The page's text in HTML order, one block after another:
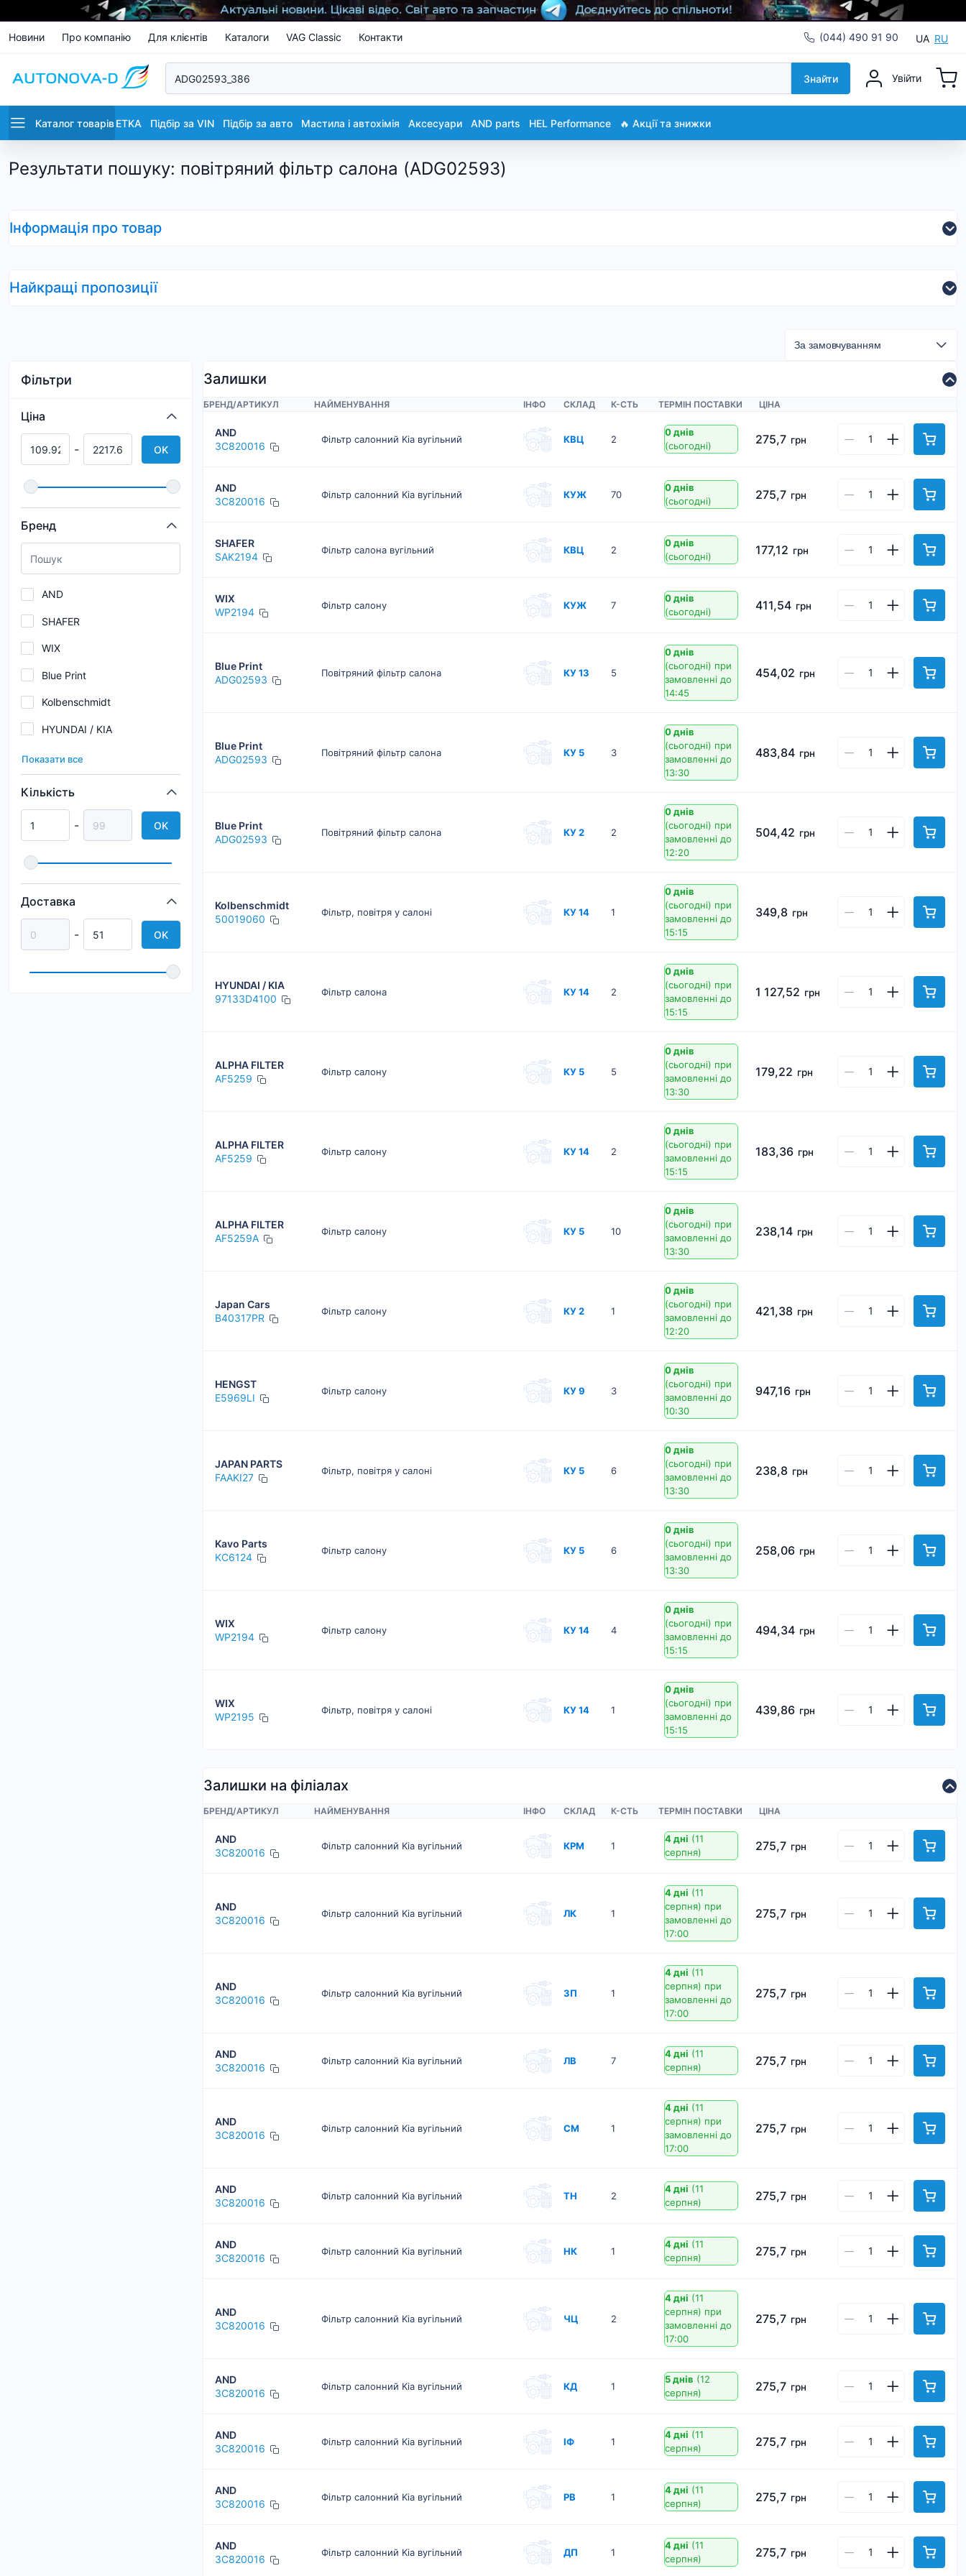
Новини Про компанію Для клієнтів Каталоги VAG Classic Контакти (044) 490 91 90 UA RU
Знайти Увійти
Каталог товарівETKA Підбір за VIN Підбір за авто Мастила і автохімія Аксесуари AND parts HEL Performance 🔥 Акції та знижки
Результати пошуку: повітряний фільтр салона (ADG02593)
Інформація про товар
Найкращі пропозиції
Фільтри
Ціна
- OK
Бренд
AND
SHAFER
WIX
Blue Print
Kolbenschmidt
HYUNDAI / KIA
ALPHA FILTER
HENGST
JAPAN PARTS
Kavo Parts
BOSCH
FEBI
Показати все
Кількість
- OK
Доставка
- OK
Залишки
БРЕНД/АРТИКУЛ НАЙМЕНУВАННЯ ІНФО СКЛАД К-CТЬ ТЕРМІН ПОСТАВКИ ЦІНА
AND
3C820016
Фільтр салонний Kia вугільний КВЦ 2
0 днів
(сьогодні)
275,7 грн
AND
3C820016
Фільтр салонний Kia вугільний КУЖ 70
0 днів
(сьогодні)
275,7 грн
SHAFER
SAK2194
Фільтр салона вугільний КВЦ 2
0 днів
(сьогодні)
177,12 грн
WIX
WP2194
Фільтр салону КУЖ 7
0 днів
(сьогодні)
411,54 грн
Blue Print
ADG02593
Повітряний фільтр салона КУ 13 5
0 днів
(сьогодні) при
замовленні до
14:45
454,02 грн
Blue Print
ADG02593
Повітряний фільтр салона КУ 5 3
0 днів
(сьогодні) при
замовленні до
13:30
483,84 грн
Blue Print
ADG02593
Повітряний фільтр салона КУ 2 2
0 днів
(сьогодні) при
замовленні до
12:20
504,42 грн
Kolbenschmidt
50019060
Фільтр, повітря у салоні КУ 14 1
0 днів
(сьогодні) при
замовленні до
15:15
349,8 грн
HYUNDAI / KIA
97133D4100
Фільтр салона КУ 14 2
0 днів
(сьогодні) при
замовленні до
15:15
1 127,52 грн
ALPHA FILTER
AF5259
Фільтр салону КУ 5 5
0 днів
(сьогодні) при
замовленні до
13:30
179,22 грн
ALPHA FILTER
AF5259
Фільтр салону КУ 14 2
0 днів
(сьогодні) при
замовленні до
15:15
183,36 грн
ALPHA FILTER
AF5259A
Фільтр салону КУ 5 10
0 днів
(сьогодні) при
замовленні до
13:30
238,14 грн
Japan Cars
B40317PR
Фільтр салону КУ 2 1
0 днів
(сьогодні) при
замовленні до
12:20
421,38 грн
HENGST
E5969LI
Фільтр салону КУ 9 3
0 днів
(сьогодні) при
замовленні до
10:30
947,16 грн
JAPAN PARTS
FAAKI27
Фільтр, повітря у салоні КУ 5 6
0 днів
(сьогодні) при
замовленні до
13:30
238,8 грн
Kavo Parts
KC6124
Фільтр салону КУ 5 6
0 днів
(сьогодні) при
замовленні до
13:30
258,06 грн
WIX
WP2194
Фільтр салону КУ 14 4
0 днів
(сьогодні) при
замовленні до
15:15
494,34 грн
WIX
WP2195
Фільтр, повітря у салоні КУ 14 1
0 днів
(сьогодні) при
замовленні до
15:15
439,86 грн
Залишки на філіалах
БРЕНД/АРТИКУЛ НАЙМЕНУВАННЯ ІНФО СКЛАД К-CТЬ ТЕРМІН ПОСТАВКИ ЦІНА
AND
3C820016
Фільтр салонний Kia вугільний КРМ 1
4 дні (11
серпня)
275,7 грн
AND
3C820016
Фільтр салонний Kia вугільний ЛК 1
4 дні (11
серпня) при
замовленні до
17:00
275,7 грн
AND
3C820016
Фільтр салонний Kia вугільний ЗП 1
4 дні (11
серпня) при
замовленні до
17:00
275,7 грн
AND
3C820016
Фільтр салонний Kia вугільний ЛВ 7
4 дні (11
серпня)
275,7 грн
AND
3C820016
Фільтр салонний Kia вугільний СМ 1
4 дні (11
серпня) при
замовленні до
17:00
275,7 грн
AND
3C820016
Фільтр салонний Kia вугільний ТН 2
4 дні (11
серпня)
275,7 грн
AND
3C820016
Фільтр салонний Kia вугільний НК 1
4 дні (11
серпня)
275,7 грн
AND
3C820016
Фільтр салонний Kia вугільний ЧЦ 2
4 дні (11
серпня) при
замовленні до
17:00
275,7 грн
AND
3C820016
Фільтр салонний Kia вугільний КД 1
5 днів (12
серпня)
275,7 грн
AND
3C820016
Фільтр салонний Kia вугільний ІФ 1
4 дні (11
серпня)
275,7 грн
AND
3C820016
Фільтр салонний Kia вугільний РВ 1
4 дні (11
серпня)
275,7 грн
AND
3C820016
Фільтр салонний Kia вугільний ДП 1
4 дні (11
серпня)
275,7 грн